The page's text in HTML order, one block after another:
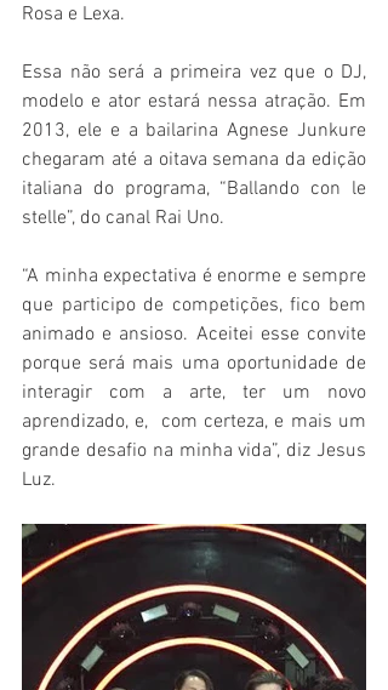
Rosa e Lexa.
Essa não será a primeira vez que o DJ,
modelo e ator estará nessa atração. Em
2013, ele e a bailarina Agnese Junkure
chegaram até a oitava semana da edição
italiana do programa, “Ballando con le
stelle”, do canal Rai Uno.
“A minha expectativa é enorme e sempre
que participo de competições, fico bem
animado e ansioso. Aceitei esse convite
porque será mais uma oportunidade de
interagir com a arte, ter um novo
aprendizado, e,  com certeza, e mais um
grande desafio na minha vida”, diz Jesus
Luz.